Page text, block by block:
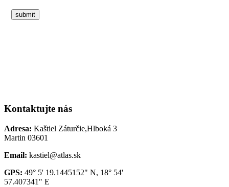
submit
Kontaktujte nás
Adresa: Kaštiel Záturčie,Hlboká 3
Martin 03601
Email: kastiel@atlas.sk
GPS: 49° 5' 19.1445152" N, 18° 54'
57.407341" E